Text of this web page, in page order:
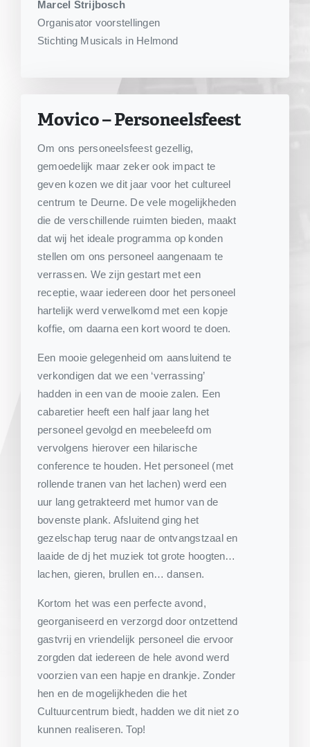
Marcel Strijbosch
Organisator voorstellingen
Stichting Musicals in Helmond
Movico – Personeelsfeest
Om ons personeelsfeest gezellig,
gemoedelijk maar zeker ook impact te
geven kozen we dit jaar voor het cultureel
centrum te Deurne. De vele mogelijkheden
die de verschillende ruimten bieden, maakt
dat wij het ideale programma op konden
stellen om ons personeel aangenaam te
verrassen. We zijn gestart met een
receptie, waar iedereen door het personeel
hartelijk werd verwelkomd met een kopje
koffie, om daarna een kort woord te doen.
Een mooie gelegenheid om aansluitend te
verkondigen dat we een ‘verrassing’
hadden in een van de mooie zalen. Een
cabaretier heeft een half jaar lang het
personeel gevolgd en meebeleefd om
vervolgens hierover een hilarische
conference te houden. Het personeel (met
rollende tranen van het lachen) werd een
uur lang getrakteerd met humor van de
bovenste plank. Afsluitend ging het
gezelschap terug naar de ontvangstzaal en
laaide de dj het muziek tot grote hoogten…
lachen, gieren, brullen en… dansen.
Kortom het was een perfecte avond,
georganiseerd en verzorgd door ontzettend
gastvrij en vriendelijk personeel die ervoor
zorgden dat iedereen de hele avond werd
voorzien van een hapje en drankje. Zonder
hen en de mogelijkheden die het
Cultuurcentrum biedt, hadden we dit niet zo
kunnen realiseren. Top!